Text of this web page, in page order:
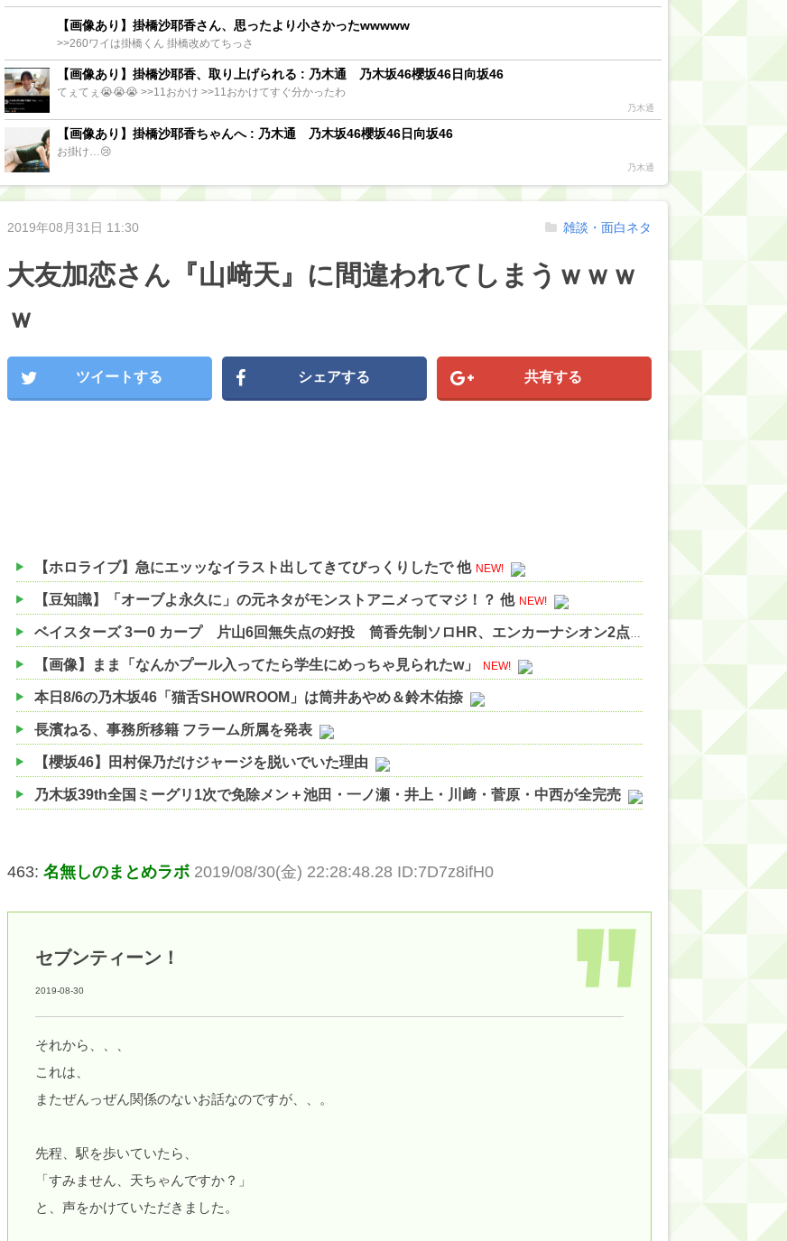
【画像あり】掛橋沙耶香さん、思ったより小さかったwwwww
>>260ワイは掛橋くん 掛橋改めてちっさ
【画像あり】掛橋沙耶香、取り上げられる : 乃木通 乃木坂46櫻坂46日向坂46
てぇてぇ😭😭😭 >>11おかけ >>11おかけてすぐ分かったわ
乃木通
【画像あり】掛橋沙耶香ちゃんへ : 乃木通 乃木坂46櫻坂46日向坂46
お掛け…😢
乃木通
2019年08月31日 11:30
大友加恋さん『山﨑天』に間違われてしまうｗｗｗ
ｗ
雑談・面白ネタ
ツイートする シェアする 共有する
【ホロライブ】急にエッッなイラスト出してきてびっくりしたで 他 NEW!
【豆知識】「オーブよ永久に」の元ネタがモンストアニメってマジ！？ 他 NEW!
ベイスターズ 3ー0 カープ 片山6回無失点の好投 筒香先制ソロHR、エンカーナシオン2点タイムリー 他
【画像】まま「なんかプール入ってたら学生にめっちゃ見られたw」 NEW!
本日8/6の乃木坂46「猫舌SHOWROOM」は筒井あやめ＆鈴木佑捺
長濱ねる、事務所移籍 フラーム所属を発表
【櫻坂46】田村保乃だけジャージを脱いでいた理由
乃木坂39th全国ミーグリ1次で免除メン＋池田・一ノ瀬・井上・川﨑・菅原・中西が全完売
【櫻坂46】ミーグリで喧嘩！？山下瞳月、これはマジギレしてる
【朗報】増田三莉音さんの生足wwwwwwwwwwww
【朗報】増田三莉音さんの生足wwwwwwwwwwww
【川﨑桜】まあ、でも筑駒は断れないだろ？
筒井あやめ、アレをチラリ。こういう偶然の方が官能的だよな？
Powered by livedoor 相互RSS
463: 名無しのまとめラボ 2019/08/30(金) 22:28:48.28 ID:7D7z8ifH0
セブンティーン！
2019-08-30
それから、、、
これは、
またぜんっぜん関係のないお話なのですが、、。
先程、駅を歩いていたら、
「すみません、天ちゃんですか？」
と、声をかけていただきました。